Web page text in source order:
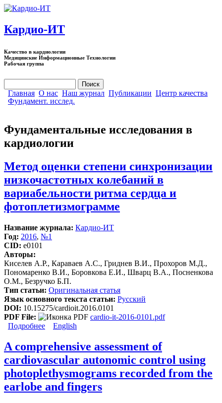
Перейти к основному содержанию
Кардио-ИТ
Качество в кардиологии
Медицинские Информационные Технологии
Рабочая группа
Форма поиска
Главная О нас Наш журнал Публикации Центр качества
Фундамент. исслед.
Фундаментальные исследования в
кардиологии
Метод оценки степени синхронизации
низкочастотных колебаний в
вариабельности ритма сердца и
фотоплетизмограмме
Название журнала: Кардио-ИТ
Год: 2016, №1
CID: e0101
Авторы:
Киселев А.Р., Караваев А.С., Гриднев В.И., Прохоров М.Д.,
Пономаренко В.И., Боровкова Е.И., Шварц В.А., Посненкова
О.М., Безручко Б.П.
Тип статьи: Оригинальная статья
Язык основного текста статьи: Русский
DOI: 10.15275/cardioit.2016.0101
PDF File:
cardio-it-2016-0101.pdf
Подробнее о Метод оценки степени синхронизации
сердца и фотоплетизмограмме
English
A comprehensive assessment of
cardiovascular autonomic control using
photoplethysmograms recorded from the
earlobe and fingers